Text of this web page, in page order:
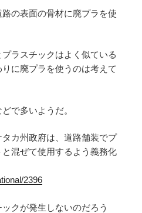
の表面の骨材に廃プラを使
ラスチックはよく似ている
に廃プラを使うのは考えて
で多いようだ。
カ州政府は、道路舗装でプ
混ぜて使用するよう義務化
2396
クが発生しないのだろう